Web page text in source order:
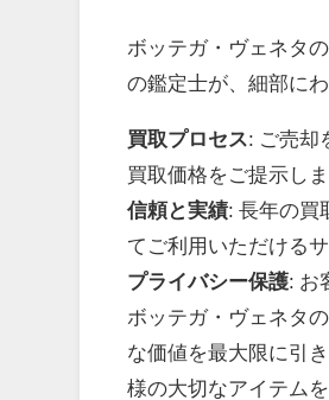
ボッテガ・ヴェネタ
の鑑定士が、細部に
買取プロセス: ご売却
買取価格をご提示しま
信頼と実績: 長年の買
てご利用いただける
プライバシー保護: お
ボッテガ・ヴェネタ
な価値を最大限に引
様の大切なアイテム